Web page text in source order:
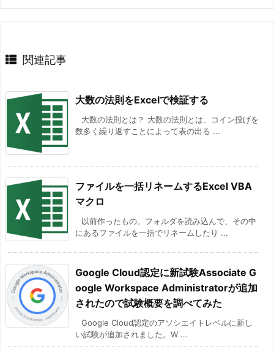
関連記事
大数の法則をExcelで検証する
大数の法則とは？ 大数の法則とは、コイン投げを
数多く繰り返すことによって表の出る ...
ファイルを一括リネームするExcel VBA
マクロ
以前作ったもの。フォルダを読み込んで、その中
にあるファイルを一括でリネームしたり ...
Google Cloud認定に新試験Associate G
oogle Workspace Administratorが追加
されたので試験概要を調べてみた
Google Cloud認定のアソシエイトレベルに新し
い試験が追加されました。W ...